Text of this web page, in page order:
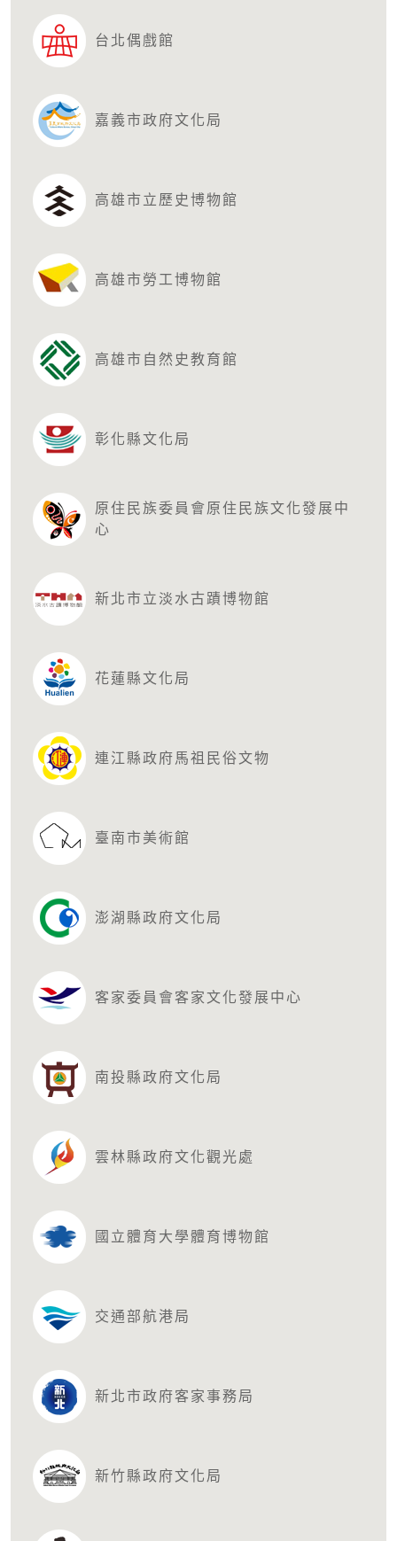
台北偶戲館
嘉義市政府文化局
高雄市立歷史博物館
高雄市勞工博物館
高雄市自然史教育館
彰化縣文化局
原住民族委員會原住民族文化發展中
心
新北市立淡水古蹟博物館
花蓮縣文化局
連江縣政府馬祖民俗文物
臺南市美術館
澎湖縣政府文化局
客家委員會客家文化發展中心
南投縣政府文化局
雲林縣政府文化觀光處
國立體育大學體育博物館
交通部航港局
新北市政府客家事務局
新竹縣政府文化局